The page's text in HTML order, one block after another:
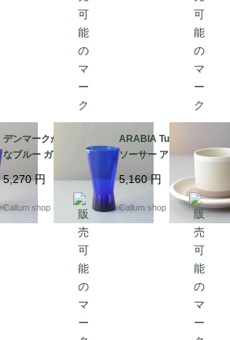
デンマークから きれい
なブルー ガラスの花瓶
コバルトブルー 花器 グ
ラス フラワーベース ヴ
ィンテージ_ig4986
5,270円
Callum shop
ARABIA Tupa カップ&
ソーサー アラビア トゥ
北欧食器 陶器 アンティ
ーク ヴィンテージ_it44
5,160円
Callum shop